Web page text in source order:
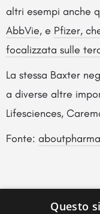
altri esempi anche
AbbVie, e Pfizer,
focalizzata sulle
La stessa Baxter
a diverse altre
Lifesciences,
Fonte:
Questo